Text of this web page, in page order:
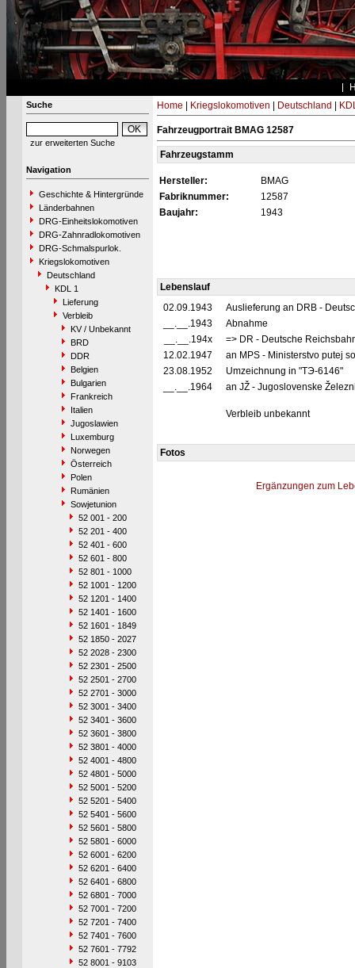
Suche
zur erweiterten Suche
Navigation
Geschichte & Hintergründe
Länderbahnen
DRG-Einheitslokomotiven
DRG-Zahnradlokomotiven
DRG-Schmalspurlok.
Kriegslokomotiven
Deutschland
KDL 1
Lieferung
Verbleib
KV / Unbekannt
BRD
DDR
Belgien
Bulgarien
Frankreich
Italien
Jugoslawien
Luxemburg
Norwegen
Österreich
Polen
Rumänien
Sowjetunion
52 001 - 200
52 201 - 400
52 401 - 600
52 601 - 800
52 801 - 1000
52 1001 - 1200
52 1201 - 1400
52 1401 - 1600
52 1601 - 1849
52 1850 - 2027
52 2028 - 2300
52 2301 - 2500
52 2501 - 2700
52 2701 - 3000
52 3001 - 3400
52 3401 - 3600
52 3601 - 3800
52 3801 - 4000
52 4001 - 4800
52 4801 - 5000
52 5001 - 5200
52 5201 - 5400
52 5401 - 5600
52 5601 - 5800
52 5801 - 6000
52 6001 - 6200
52 6201 - 6400
52 6401 - 6800
52 6801 - 7000
52 7001 - 7200
52 7201 - 7400
52 7401 - 7600
52 7601 - 7792
52 8001 - 9103
Home Kriegslokomotiven Deutschland
Fahrzeugportrait BMAG 12587
Fahrzeugstamm
Hersteller:
BMAG
Fabriknummer:
12587
Baujahr:
1943
Lebenslauf
02.09.1943
Auslieferung an DRB -
__.__.1943
Abnahme
__.__.194x
=> DR - Deutsche
12.02.1947
an MPS - Ministerstvo putej
23.08.1952
Umzeichnung in "TЭ-6146"
__.__.1964
an JŽ - Jugoslovenske
Verbleib unbekannt
Fotos
Ergänzungen zum